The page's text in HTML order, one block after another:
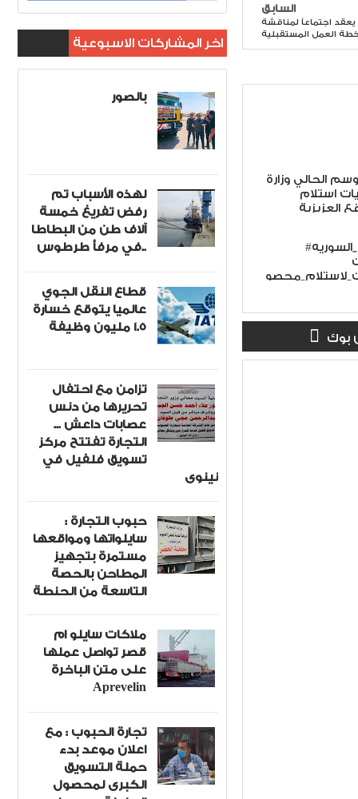
السابق
يعقد اجتماعاً لمناقشة
العمل المستقبلية
الحالي وزارة
استلام
العزيزية
#مؤسسة_الحبوب_السوريه
بوك
اخر المشاركات الاسبوعية
بالصور
لهذه الأسباب تم
رفض تفريغ خمسة
آلاف طن من البطاطا
في مرفأ طرطوس..
قطاع النقل الجوي
عالميا يتوقع خسارة
1.5 مليون وظيفة
تزامن مع احتفال
تحريرها من دنس
عصابات داعش ...
التجارة تفتتح مركز
تسويق فلفيل في
نينوى
حبوب التجارة :
سايلواتها ومواقعها
مستمرة بتجهيز
المطاحن بالحصة
التاسعة من الحنطة
ملاكات سايلو ام
قصر تواصل عملها
على متن الباخرة
Aprevelin
تجارة الحبوب : مع
اعلان موعد بدء
حملة التسويق
الكبرى لمحصول